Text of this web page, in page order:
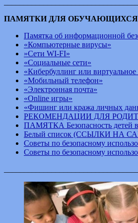
ПАМЯТКИ ДЛЯ ОБУЧАЮЩИХСЯ,
Памятка об информационной
«Компьютерные вирусы»
»Сети WI-FI»
«Социальные сети»
«Кибербуллинг или виртуальное
«Мобильный телефон»
«Электронная почта»
«Online игры»
«Фишинг или кража личных
РЕКОМЕНДАЦИИ ДЛЯ
ПАМЯТКА Безопасность детей в
Белый список (ССЫЛКИ
Советы по безопасному
Советы по безопасному